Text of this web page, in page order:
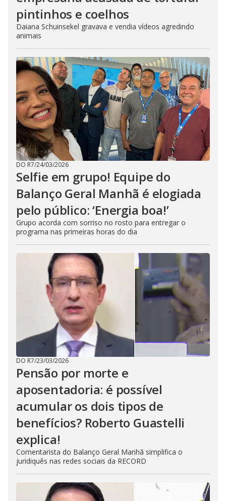
pintinhos e coelhos
Daiana Schuinsekel gravava e vendia vídeos agredindo
animais
DO R7/24/03/2026
Selfie em grupo! Equipe do
Balanço Geral Manhã é elogiada
pelo público: ‘Energia boa!’
Grupo acorda com sorriso no rosto para entregar o
programa nas primeiras horas do dia
DO R7/23/03/2026
Pensão por morte e
aposentadoria: é possível
acumular os dois tipos de
benefícios? Roberto Guastelli
explica!
Comentarista do Balanço Geral Manhã simplifica o
juridiquês nas redes sociais da RECORD